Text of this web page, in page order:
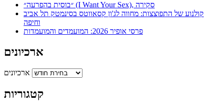
״בוסית בהפרעה״ (I Want Your Sex), סקירה
קולנוע של התפוצצות: מחווה לג'ון קסאווטס בסינמטק תל אביב
וחיפה
פרסי אופיר 2026: המועמדים והמועמדות
ארכיונים
ארכיונים
קטגוריות